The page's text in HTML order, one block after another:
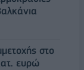
στο
ευρώ